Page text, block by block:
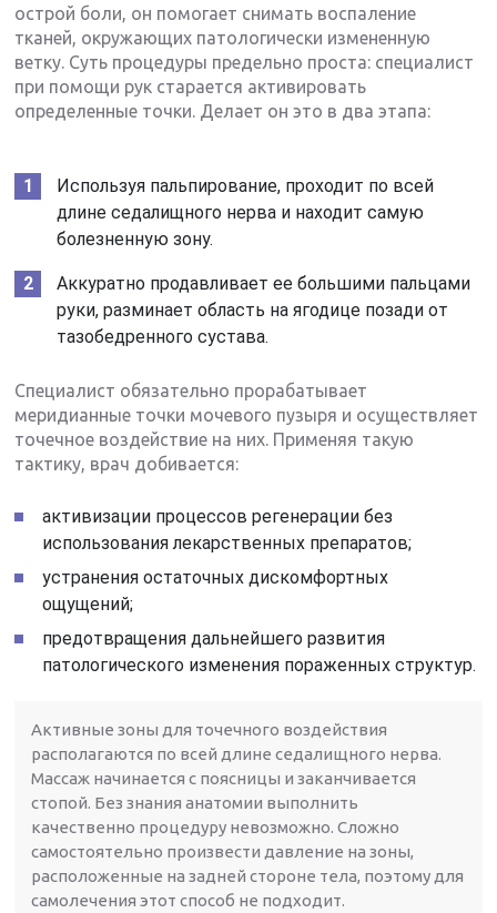
острой боли, он помогает снимать воспаление
тканей, окружающих патологически измененную
ветку. Суть процедуры предельно проста: специалист
при помощи рук старается активировать
определенные точки. Делает он это в два этапа:
Используя пальпирование, проходит по всей
длине седалищного нерва и находит самую
болезненную зону.
Аккуратно продавливает ее большими пальцами
руки, разминает область на ягодице позади от
тазобедренного сустава.
Специалист обязательно прорабатывает
меридианные точки мочевого пузыря и осуществляет
точечное воздействие на них. Применяя такую
тактику, врач добивается:
активизации процессов регенерации без
использования лекарственных препаратов;
устранения остаточных дискомфортных
ощущений;
предотвращения дальнейшего развития
патологического изменения пораженных структур.
Активные зоны для точечного воздействия
располагаются по всей длине седалищного нерва.
Массаж начинается с поясницы и заканчивается
стопой. Без знания анатомии выполнить
качественно процедуру невозможно. Сложно
самостоятельно произвести давление на зоны,
расположенные на задней стороне тела, поэтому для
самолечения этот способ не подходит.